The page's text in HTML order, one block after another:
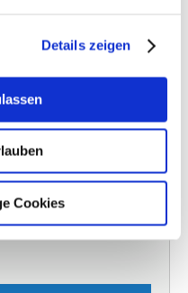
Details zeigen
Cookies